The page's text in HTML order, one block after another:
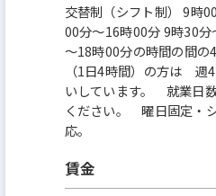
交替制（シフト制） 9時
00分〜16時00分 9時30
～18時00分の時間の間の
（1日4時間）の方は 週
いしています。 就業日
ください。 曜日固定・
応。
賃金